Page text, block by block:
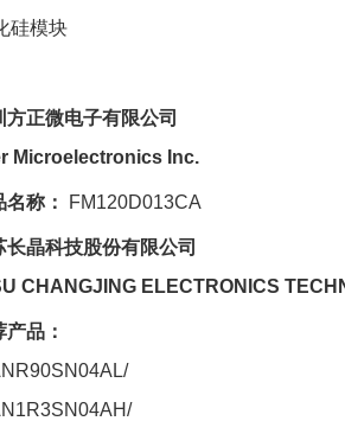
硅模块
方正微电子有限公司
Microelectronics Inc.
名称： FM120D013CA
长晶科技股份有限公司
CHANGJING ELECTRONICS
产品：